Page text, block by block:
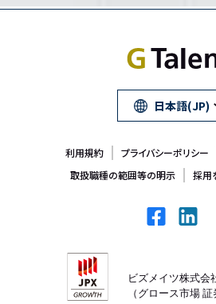
日本語(JP)
利用規約 プライバシーポリシー
取扱職種の範囲等の明示
採用
ビズメイツ株式会
（グロース市場 証